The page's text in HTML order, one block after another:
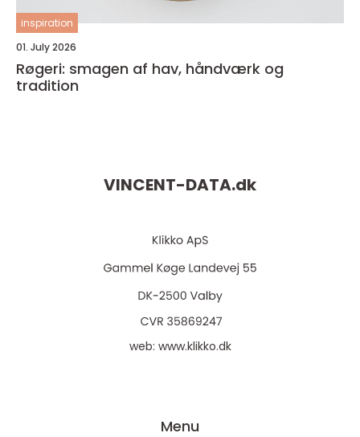
inspiration
01. July 2026
Røgeri: smagen af hav, håndværk og
tradition
VINCENT-DATA.dk
web: www.klikko.dk
Menu